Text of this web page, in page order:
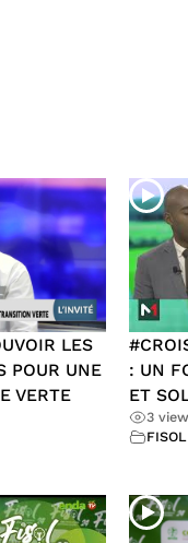
LES
POUR UNE
VERTE
: UN
ET
3